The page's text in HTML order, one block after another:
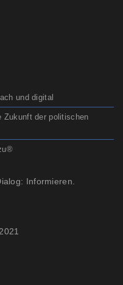
und digital
Zukunft der politischen
Informieren.